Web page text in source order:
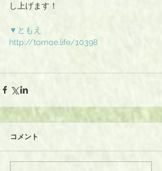
し上げます！
▼ともえ
http://tomoe.life/10398
コメント